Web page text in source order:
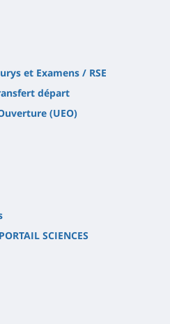
et Examens / RSE
départ
(UEO)
SCIENCES